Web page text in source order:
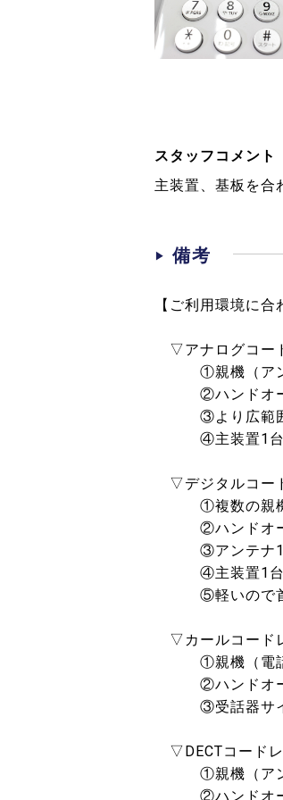
スタッフコメント
主装置、基板を合
備考
【ご利用環境に
▽アナログコー
①親機（アンテ
②ハンドオーバ
③より広範囲で
④主装置1台に
▽デジタルコー
①複数の親機（
②ハンドオーバ
③アンテナ1台
④主装置1台に
⑤軽いので首か
▽カールコード
①親機（電話機
②ハンドオーバ
③受話器サイズ
▽DECTコードレ
①親機（アンテ
②ハンドオーバ